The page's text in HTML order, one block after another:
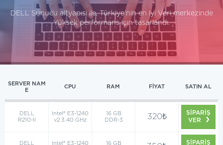
DELL Sunucu altyapısı ile, Türkiye’nin en iyi Veri merkezinde
Yüksek performans için tasarlandı.
SERVER NAM
E
CPU RAM FİYAT SATIN AL
DELL
R210-II
Intel® E3-1240
v2 3.40 GHz
16 GB
DDR-3
320₺
SİPARİŞ
VER
DELL
Intel® E3-1240
16 GB
SİPARİŞ